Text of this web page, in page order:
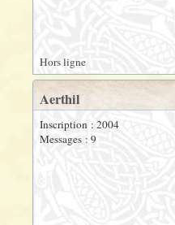
Hors ligne
Aerthil
Inscription : 2004
Messages : 9